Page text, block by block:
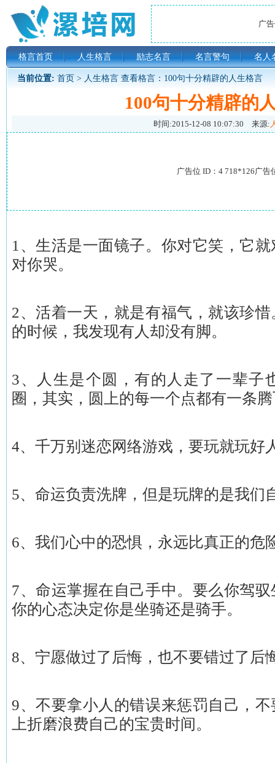
广
格言首页 人生格言 励志名言 名言警句 名人
当前位置: 首页 > 人生格言 查看格言：100句十分精辟的人生格言
100句十分精辟的
时间:2015-12-08 10:07:30 来源:
广告位 ID：4 718*126广告
1、生活是一面镜子。你对它笑，它
对你哭。
2、活着一天，就是有福气，就该珍
的时候，我发现有人却没有脚。
3、人生是个圆，有的人走了一辈子
圈，其实，圆上的每一个点都有一条
4、千万别迷恋网络游戏，要玩就玩好
5、命运负责洗牌，但是玩牌的是我们
6、我们心中的恐惧，永远比真正的危
7、命运掌握在自己手中。要么你驾
你的心态决定你是坐骑还是骑手。
8、宁愿做过了后悔，也不要错过了后
9、不要拿小人的错误来惩罚自己，
上折磨浪费自己的宝贵时间。